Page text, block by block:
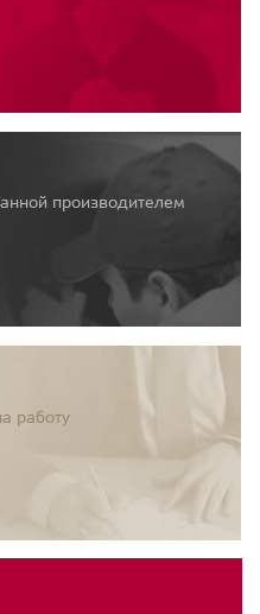
производителем
работу